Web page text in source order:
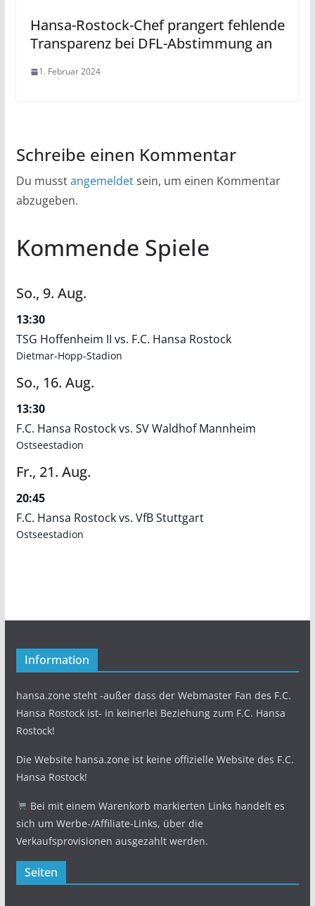
Hansa-Rostock-Chef prangert fehlende
Transparenz bei DFL-Abstimmung an
1. Februar 2024
Schreibe einen Kommentar
Du musstangemeldetsein, um einen Kommentar
abzugeben.
Kommende Spiele
So., 9. Aug.
13:30
TSG Hoffenheim II vs. F.C. Hansa Rostock
Dietmar-Hopp-Stadion
So., 16. Aug.
13:30
F.C. Hansa Rostock vs. SV Waldhof Mannheim
Ostseestadion
Fr., 21. Aug.
20:45
F.C. Hansa Rostock vs. VfB Stuttgart
Ostseestadion
Information
hansa.zone steht -außer dass der Webmaster Fan des F.C.
Hansa Rostock ist- in keinerlei Beziehung zum F.C. Hansa
Rostock!
Die Website hansa.zone ist keine offizielle Website des F.C.
Hansa Rostock!
Bei mit einem Warenkorb markierten Links handelt es
sich um Werbe-/Affiliate-Links, über die
Verkaufsprovisionen ausgezahlt werden.
Seiten